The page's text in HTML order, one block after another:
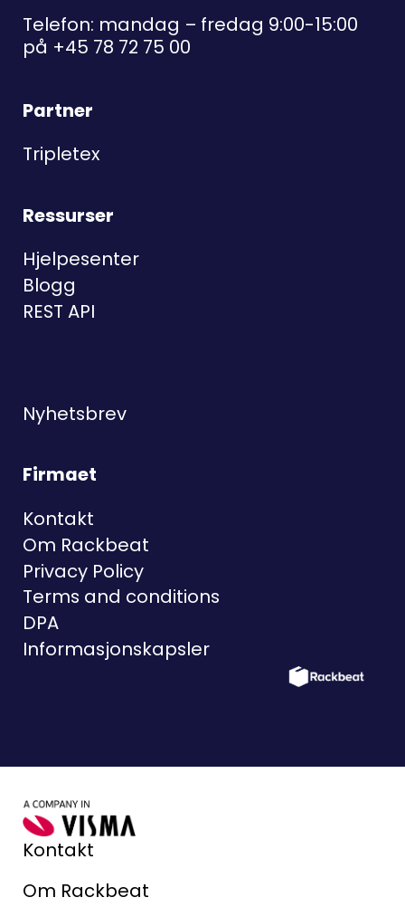
Telefon: mandag – fredag 9:00-15:00
på +45 78 72 75 00
Partner
Tripletex
Ressurser
Hjelpesenter
Blogg
REST API
Nyhetsbrev
Firmaet
Kontakt
Om Rackbeat
Privacy Policy
Terms and conditions
DPA
Informasjonskapsler
Kontakt
Om Rackbeat